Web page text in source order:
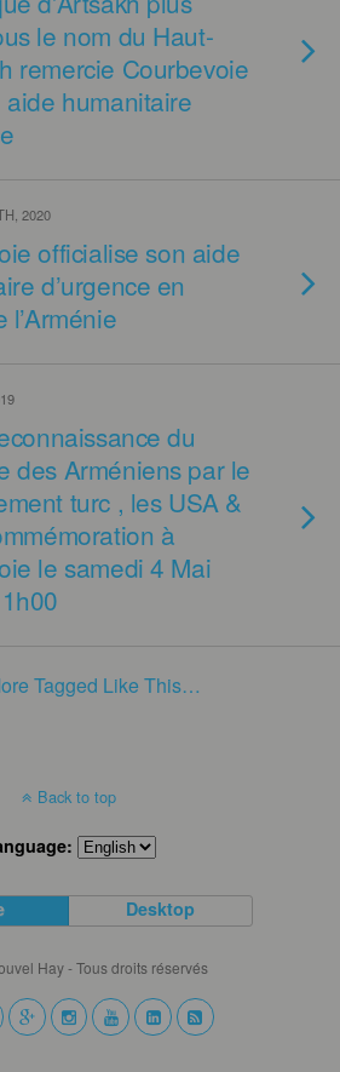
le nom du Haut-
remercie Courbevoie
humanitaire
2020
officialise son aide
d’urgence en
l’Arménie
du
des Arméniens par le
turc , les USA &
à
le samedi 4 Mai
Tagged Like This…
Back to top
Desktop
Hay - Tous droits réservés